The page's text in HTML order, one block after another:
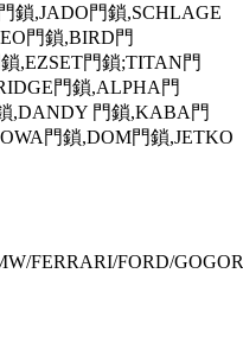
鎖,JADO門鎖,SCHLAGE
門鎖,BIRD門
,EZSET門鎖;TITAN門
門鎖,ALPHA門
,DANDY 門鎖,KABA門
門鎖,DOM門鎖,JETKO
FERRARI/FORD/